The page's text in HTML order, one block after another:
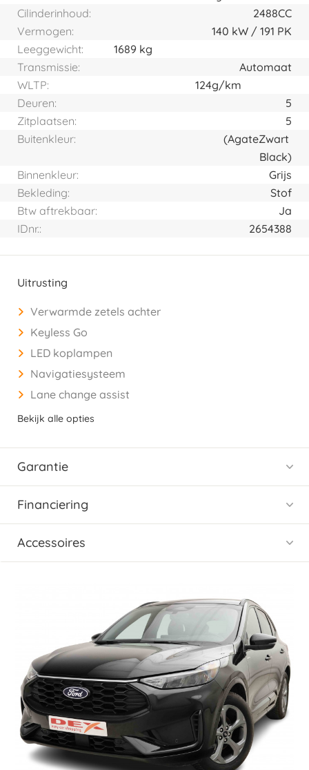
Cilinderinhoud:
2488CC
Vermogen:
140 kW 191 PK
Leeggewicht:
1689 kg
Transmissie:
Automaat
WLTP:
124g/km
Deuren:
5
Zitplaatsen:
5
Buitenkleur:
Zwart
(Agate
Black)
Binnenkleur:
Grijs
Bekleding:
Stof
Btw aftrekbaar:
Ja
IDnr.:
2654388
Uitrusting
Verwarmde zetels achter
Keyless Go
LED koplampen
Navigatiesysteem
Lane change assist
Bekijk alle opties
Garantie
Financiering
Accessoires